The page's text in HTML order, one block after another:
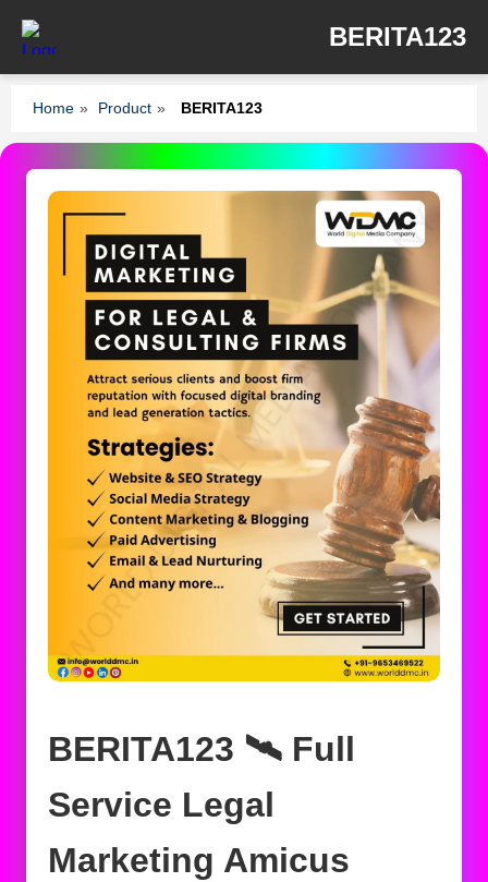
BERITA123
Home » Product » BERITA123
BERITA123 🛰️‍ Full
Service Legal
Marketing Amicus